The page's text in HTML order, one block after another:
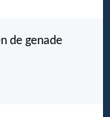
de genade